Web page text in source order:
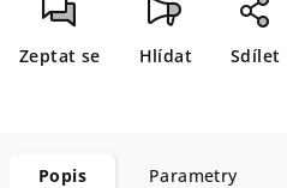
Zeptat se Hlídat Sdílet
Popis Parametry